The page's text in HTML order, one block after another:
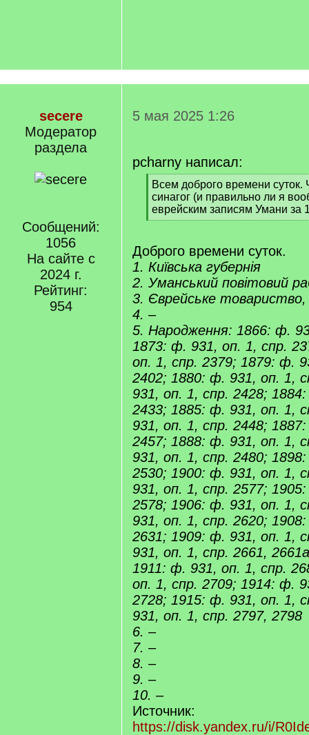
secere
Модератор
раздела
Сообщений:
1056
На сайте с
2024 г.
Рейтинг:
954
5 мая 2025 1:26
pcharny написал:
[
q
]
Всем доброго времени
синагог (и правильно ли я
еврейским записям Умани за
[
q
]
Доброго времени суток.
1. Київська губернія
2. Уманський повітовий
3. Єврейське
4. –
5. Народження: 1866: ф.
1873: ф. 931, оп. 1, спр.
оп. 1, спр. 2379; 1879: ф.
2402; 1880: ф. 931, оп. 1,
931, оп. 1, спр. 2428;
2433; 1885: ф. 931, оп. 1,
931, оп. 1, спр. 2448;
2457; 1888: ф. 931, оп. 1,
931, оп. 1, спр. 2480;
2530; 1900: ф. 931, оп. 1,
931, оп. 1, спр. 2577;
2578; 1906: ф. 931, оп. 1,
931, оп. 1, спр. 2620;
2631; 1909: ф. 931, оп. 1,
931, оп. 1, спр. 2661,
1911: ф. 931, оп. 1, спр.
оп. 1, спр. 2709; 1914: ф.
2728; 1915: ф. 931, оп. 1,
931, оп. 1, спр. 2797, 2798
6. –
7. –
8. –
9. –
10. –
Источник:
https://disk.yandex.ru/i/